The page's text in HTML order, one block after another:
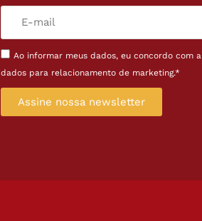
Ao informar meus dados, eu concordo com a
dados para relacionamento de marketing.*
Assine nossa newsletter